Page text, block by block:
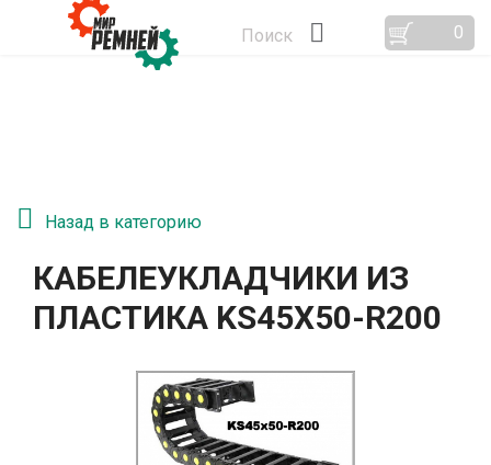
Поиск 0
Назад в категорию
КАБЕЛЕУКЛАДЧИКИ ИЗ
ПЛАСТИКА KS45Х50-R200